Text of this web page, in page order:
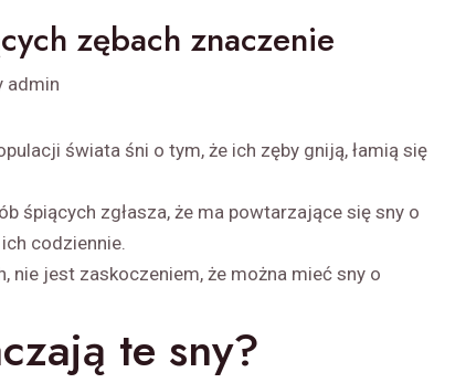
zębach znaczenie
admin
świata śni o tym, że ich zęby gniją, łamią się
śpiących zgłasza, że ma powtarzające się sny o
codziennie.
nie jest zaskoczeniem, że można mieć sny o
te sny?